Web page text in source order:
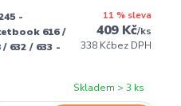
-
616 /
/ 632 / 633 -
11 % sleva
409 Kč/ks
338 Kčbez DPH
Skladem > 3 ks